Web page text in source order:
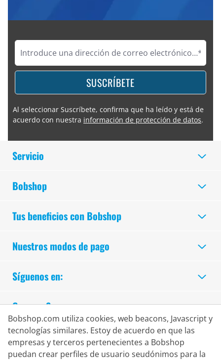
SUSCRÍBETE
Al seleccionar Suscríbete, confirma que ha leído y está de
acuerdo con nuestra información de protección de datos.
Servicio
Bobshop
Tus beneficios con Bobshop
Nuestros modos de pago
Síguenos en:
Compra Segura
Bobshop.com utiliza cookies, web beacons, Javascript y
tecnologías similares. Estoy de acuerdo en que las
empresas y terceros pertenecientes a Bobshop
puedan crear perfiles de usuario seudónimos para la